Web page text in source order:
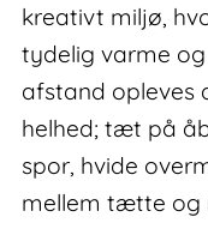
kreativt miljø,
tydelig varme
afstand opleves
helhed; tæt på
spor, hvide
mellem tætte og